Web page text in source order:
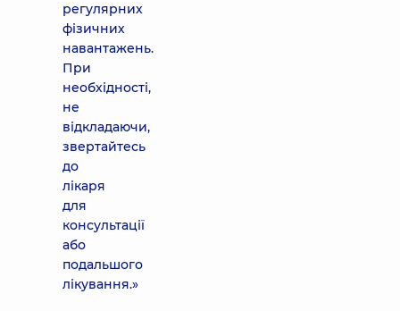
регулярних
фізичних
навантажень.
При
необхідності,
не
відкладаючи,
звертайтесь
до
лікаря
для
консультації
або
подальшого
лікування.»